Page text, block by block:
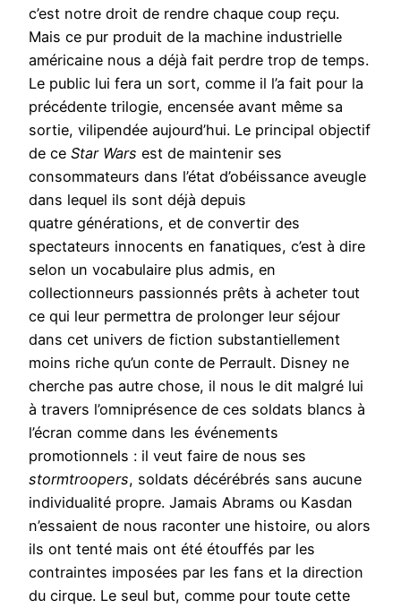
c’est notre droit de rendre chaque coup reçu.
Mais ce pur produit de la machine industrielle
américaine nous a déjà fait perdre trop de temps.
Le public lui fera un sort, comme il l’a fait pour la
précédente trilogie, encensée avant même sa
sortie, vilipendée aujourd’hui. Le principal objectif
de ce Star Wars est de maintenir ses
consommateurs dans l’état d’obéissance aveugle
dans lequel ils sont déjà depuis
quatre générations, et de convertir des
spectateurs innocents en fanatiques, c’est à dire
selon un vocabulaire plus admis, en
collectionneurs passionnés prêts à acheter tout
ce qui leur permettra de prolonger leur séjour
dans cet univers de fiction substantiellement
moins riche qu’un conte de Perrault. Disney ne
cherche pas autre chose, il nous le dit malgré lui
à travers l’omniprésence de ces soldats blancs à
l’écran comme dans les événements
promotionnels : il veut faire de nous ses
stormtroopers, soldats décérébrés sans aucune
individualité propre. Jamais Abrams ou Kasdan
n’essaient de nous raconter une histoire, ou alors
ils ont tenté mais ont été étouffés par les
contraintes imposées par les fans et la direction
du cirque. Le seul but, comme pour toute cette